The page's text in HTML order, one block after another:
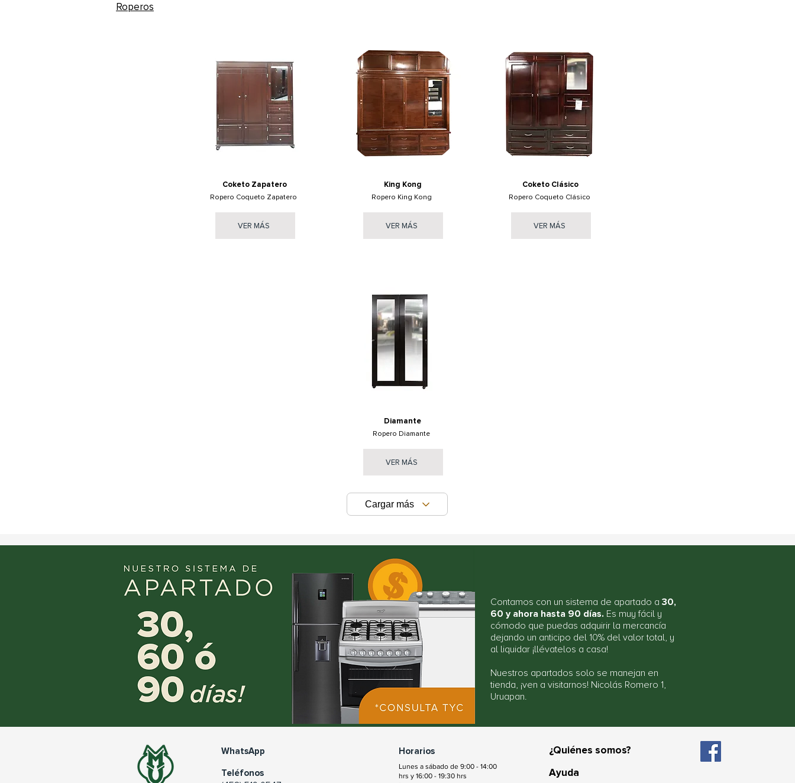
Roperos
Coketo Zapatero
Ropero Coqueto Zapatero
VER MÁS
King Kong
Ropero King Kong
VER MÁS
Coketo Clásico
Ropero Coqueto Clásico
VER MÁS
Diamante
Ropero Diamante
VER MÁS
Cargar más
Contamos con un sistema de apartado a 30,
60 y ahora hasta 90 días. Es muy fácil y
cómodo que puedas adquirir la mercancía
dejando un anticipo del 10% del valor total, y
al liquidar ¡llévatelos a casa!
Nuestros apartados solo se manejan en
tienda, ¡ven a visitarnos! Nicolás Romero 1,
Uruapan.
WhatsApp
Teléfonos
Horarios
Lunes a sábado de 9:00 - 14:00
hrs y 16:00 - 19:30 hrs
¿Quiénes somos?
Ayuda